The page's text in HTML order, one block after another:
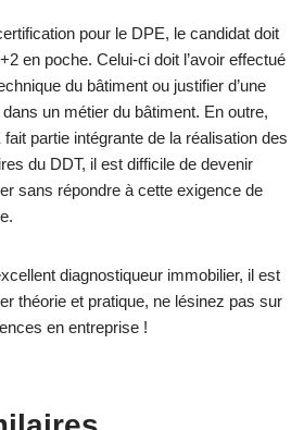
pour le DPE, le candidat doit
en poche. Celui-ci doit l’avoir effectué
du bâtiment ou justifier d’une
un métier du bâtiment. En outre,
partie intégrante de la réalisation des
du DDT, il est difficile de devenir
sans répondre à cette exigence de
diagnostiqueur immobilier, il est
théorie et pratique, ne lésinez pas sur
en entreprise !